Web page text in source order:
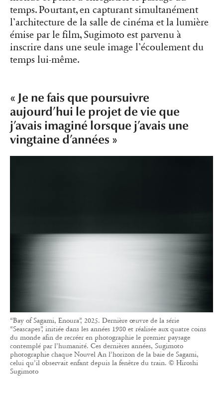
temps. Pourtant, en capturant simultanément
l’architecture de la salle de cinéma et la lumière
émise par le film, Sugimoto est parvenu à
inscrire dans une seule image l’écoulement du
temps lui-même.
« Je ne fais que poursuivre
aujourd’hui le projet de vie que
j’avais imaginé lorsque j’avais une
vingtaine d’années »
“Bay of Sagami, Enoura”, 2025. Dernière œuvre de la série
“Seascapes”, initiée dans les années 1980 et réalisée aux quatre coins
du monde afin de recréer en photographie le premier paysage
contemplé par l’humanité. Ces dernières années, Sugimoto
photographie chaque Nouvel An l’horizon de la baie de Sagami,
celui qu’il observait enfant depuis la fenêtre du train. © Hiroshi
Sugimoto